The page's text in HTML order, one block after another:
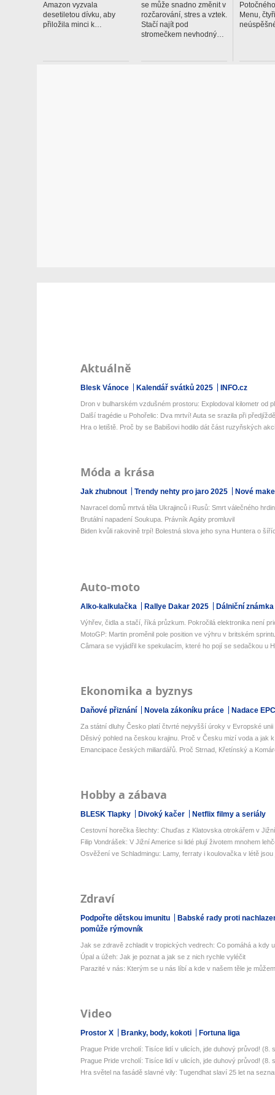
Amazon vyzvala
desetiletou dívku, aby
přiložila minci k…
se může snadno změnit v
rozčarování, stres a vztek.
Stačí najít pod
stromečkem nevhodný…
Menu,
Aktuálně
Blesk Vánoce Kalendář svátků 2025 INFO.cz
Dron v bulharském vzdušném prostoru: Explodoval kilometr od
Další tragédie u Pohořelic: Dva mrtví! Auta se srazila při
Hra o letiště. Proč by se Babišovi hodilo dát část ruzyňských
Móda a krása
Jak zhubnout Trendy nehty pro jaro 2025 Nové
Navracel domů mrtvá těla Ukrajinců i Rusů: Smrt válečného
Brutální napadení Soukupa. Právník Agáty promluvil
Biden kvůli rakovině trpí! Bolestná slova jeho syna Huntera o
Auto-moto
Alko-kalkulačka Rallye Dakar 2025 Dálniční
Výhřev, čidla a stačí, říká průzkum. Pokročilá elektronika není
MotoGP: Martin proměnil pole position ve výhru v britském
Câmara se vyjádřil ke spekulacím, které ho pojí se sedačkou u
Ekonomika a byznys
Daňové přiznání Novela zákoníku práce Nadace
Za státní dluhy Česko platí čtvrté nejvyšší úroky v Evropské unii
Děsivý pohled na českou krajinu. Proč v Česku mizí voda a jak
Emancipace českých miliardářů. Proč Strnad, Křetínský a
Hobby a zábava
BLESK Tlapky Divoký kačer Netflix filmy a seriály
Cestovní horečka šlechty: Chuďas z Klatovska otrokářem v
Filip Vondrášek: V Jižní Americe si lidé plují životem mnohem
Osvěžení ve Schladmingu: Lamy, ferraty i koulovačka v létě jsou
Zdraví
Podpořte dětskou imunitu
Babské rady proti
pomůže rýmovník
Jak se zdravě zchladit v tropických vedrech: Co pomáhá a kdy
Úpal a úžeh: Jak je poznat a jak se z nich rychle vyléčit
Parazité v nás: Kterým se u nás líbí a kde v našem těle je
Video
Prostor X Branky, body, kokoti Fortuna liga
Prague Pride vrcholí: Tisíce lidí v ulicích, jde duhový průvod! (8.
Prague Pride vrcholí: Tisíce lidí v ulicích, jde duhový průvod! (8.
Hra světel na fasádě slavné vily: Tugendhat slaví 25 let na